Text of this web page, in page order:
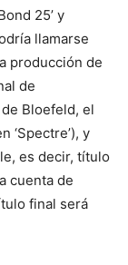
25’ y
llamarse
producción de
de
Bloefeld, el
‘Spectre’), y
es decir, título
cuenta de
final será